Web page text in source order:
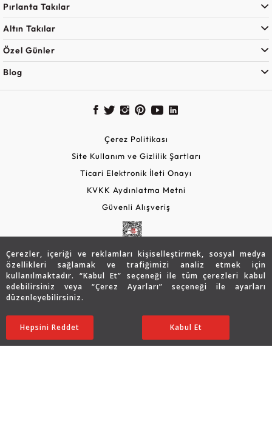
Çerezler, içeriği ve reklamları kişiselleştirmek, sosyal medya
özellikleri sağlamak ve trafiğimizi analiz etmek için
kullanılmaktadır. “Kabul Et” seçeneği ile tüm çerezleri kabul
edebilirsiniz veya “Çerez Ayarları” seçeneği ile ayarları
düzenleyebilirsiniz.
Ayarları Düzenle
Hepsini Reddet Kabul Et
Pırlanta Takılar
Altın Takılar
Özel Günler
Blog
Çerez Politikası
Site Kullanım ve Gizlilik Şartları
Ticari Elektronik İleti Onayı
KVKK Aydınlatma Metni
Güvenli Alışveriş
Copyright © 2026 Assos Pırlanta - Bu sitenin tüm hakları